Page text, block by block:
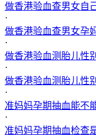
做香港验血查男女自
·
做香港验血查男女孕
·
做香港验血测胎儿性
·
做香港验血测胎儿性
·
准妈妈孕期抽血能不
·
准妈妈孕期抽血检查